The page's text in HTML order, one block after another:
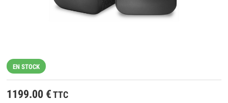
EN STOCK
1199.00 € TTC